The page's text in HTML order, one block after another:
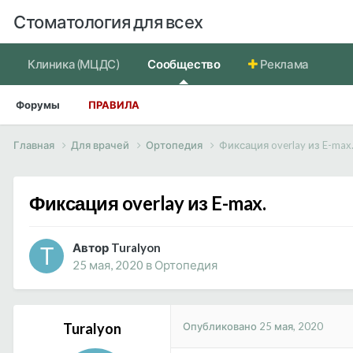
Стоматология для всех
Клиника (МЦДС) Сообщество
Форумы ПРАВИЛА
Реклама
Главная Для врачей Ортопедия Фиксация overlay из E-max.
Фиксация overlay из E-max.
Автор Turalyon
25 мая, 2020 в Ортопедия
Turalyon Опубликовано 25 мая, 2020